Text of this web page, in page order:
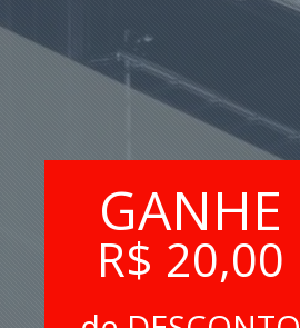
GANHE
R$ 20,00